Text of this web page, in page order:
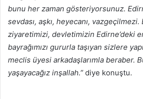
bunu her zaman gösteriyorsunuz.
sevdası, aşkı, heyecanı,
ziyaretimizi, devletimizin Edirne’deki
bayrağımızı gururla taşıyan sizlere
meclis üyesi arkadaşlarımla beraber.
yaşayacağız inşallah.” diye konuştu.